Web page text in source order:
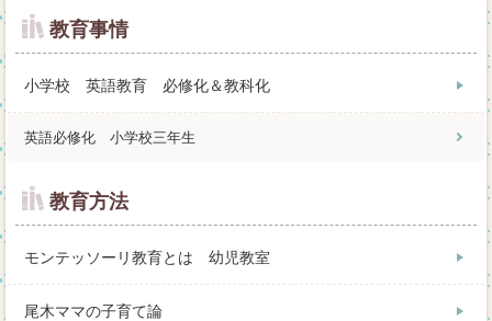
教育事情
小学校 英語教育 必修化＆教科化
英語必修化 小学校三年生
教育方法
モンテッソーリ教育とは 幼児教室
尾木ママの子育て論